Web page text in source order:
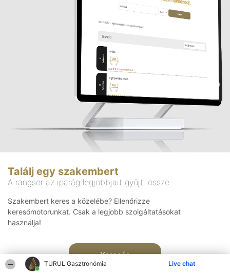
TURUL Gasztronómia Live chat
Találj egy szakembert
A rangsor az iparág legjobbjait gyűjti össze
Szakembert keres a közelébe? Ellenőrizze
keresőmotorunkat. Csak a legjobb szolgáltatásokat
használja!
Keresés